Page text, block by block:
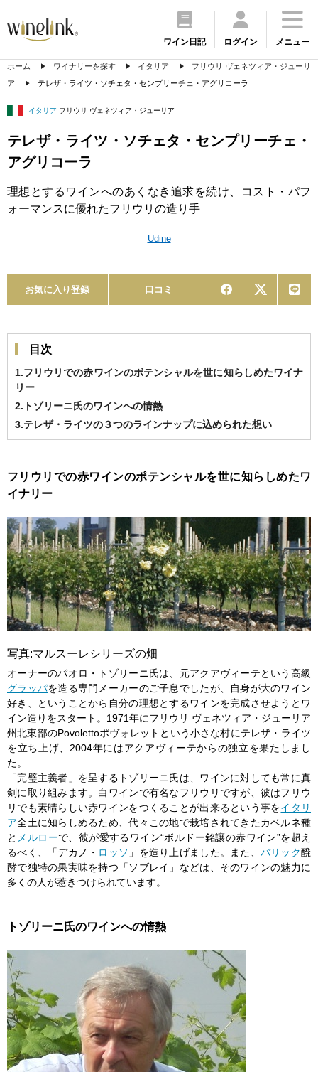
ワイン日記 ログイン メニュー
ホーム ワイナリーを探す イタリア
フリウリ ヴェネツィア・ジューリ
ア
テレザ・ライツ・ソチェタ・センプリーチェ・アグリコーラ
イタリア フリウリ ヴェネツィア・ジューリア
テレザ・ライツ・ソチェタ・センプリーチェ・
アグリコーラ
理想とするワインへのあくなき追求を続け、コスト・パフ
ォーマンスに優れたフリウリの造り手
Udine
お気に入り登録 口コミ
目次
1.フリウリでの赤ワインのポテンシャルを世に知らしめたワイナ
リー
2.トゾリーニ氏のワインへの情熱
3.テレザ・ライツの３つのラインナップに込められた想い
フリウリでの赤ワインのポテンシャルを世に知らしめたワ
イナリー
写真:マルスーレシリーズの畑
オーナーのパオロ・トゾリーニ氏は、元アクアヴィーテという高級
グラッパを造る専門メーカーのご子息でしたが、自身が大のワイン
好き、ということから自分の理想とするワインを完成させようとワ
イン造りをスタート。1971年にフリウリ ヴェネツィア・ジューリア
州北東部のPovolettoポヴォレットという小さな村にテレザ・ライツ
を立ち上げ、2004年にはアクアヴィーテからの独立を果たしまし
た。
「完璧主義者」を呈するトゾリーニ氏は、ワインに対しても常に真
剣に取り組みます。白ワインで有名なフリウリですが、彼はフリウ
リでも素晴らしい赤ワインをつくることが出来るという事をイタリ
ア全土に知らしめるため、代々この地で栽培されてきたカベルネ種
と メルローで、彼が愛するワイン“ボルドー銘譲の赤ワイン”を超え
るべく、「デカノ・ ロッソ 」を造り上げました。また、 バリック醗
酵で独特の果実味を持つ「ソブレイ」などは、そのワインの魅力に
多くの人が惹きつけられています。
トゾリーニ氏のワインへの情熱